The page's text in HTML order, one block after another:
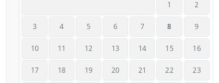
1 2
3 4 5 6 7 8 9
10 11 12 13 14 15 16
17 18 19 20 21 22 23